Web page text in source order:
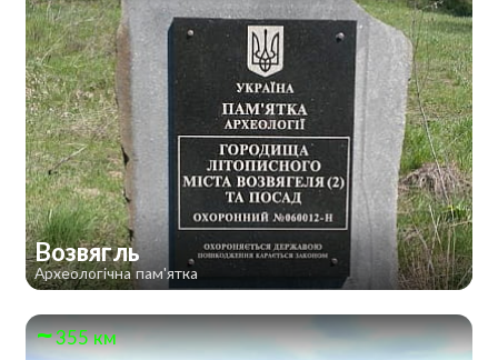
Возвягль
Археологічна пам'ятка
355 км